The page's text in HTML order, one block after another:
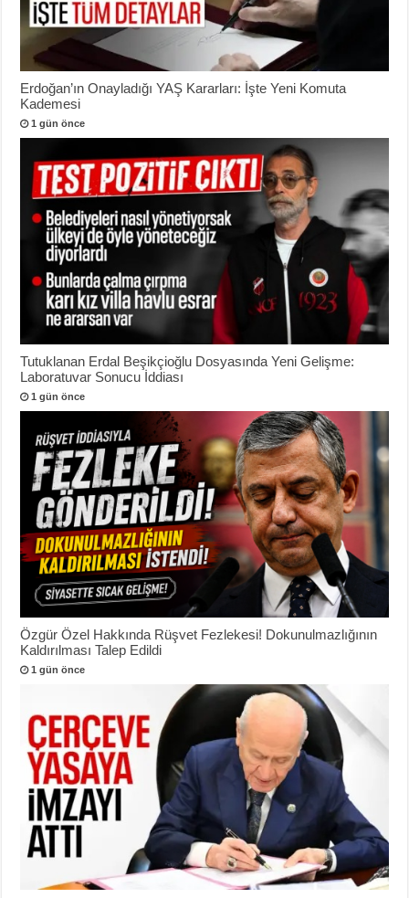
Erdoğan’ın Onayladığı YAŞ Kararları: İşte Yeni Komuta
Kademesi
1 gün önce
Tutuklanan Erdal Beşikçioğlu Dosyasında Yeni Gelişme:
Laboratuvar Sonucu İddiası
1 gün önce
Özgür Özel Hakkında Rüşvet Fezlekesi! Dokunulmazlığının
Kaldırılması Talep Edildi
1 gün önce